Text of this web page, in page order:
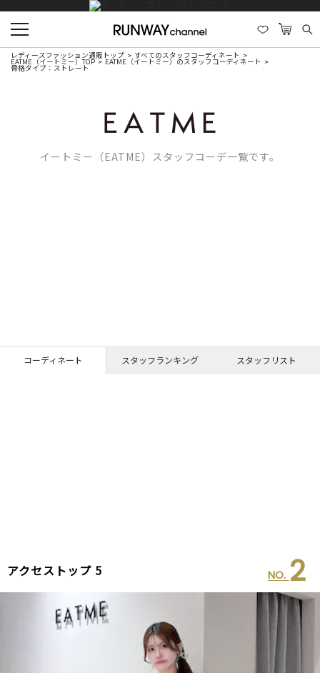
レディースファッション通販トップ すべてのスタッフコーディネート
EATME（イートミー）TOP EATME（イートミー）のスタッフコーディネート
骨格タイプ：ストレート
イートミー（EATME）スタッフコーデ一覧です。
コーディネート スタッフランキング スタッフリスト
アクセストップ 5 NO. 2